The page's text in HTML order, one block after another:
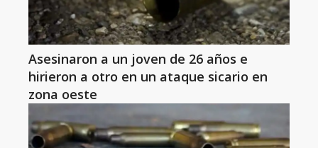
Asesinaron a un joven de 26 años e
hirieron a otro en un ataque sicario en
zona oeste